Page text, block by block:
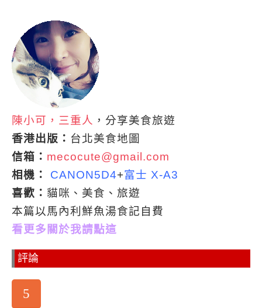
陳小可，三重人 ，分享美食旅遊
香港出版： 台北美食地圖
信箱： mecocute@gmail.com
相機：
CANON5D4+富士 X-A3
喜歡： 貓咪、美食、旅遊
本篇以馬內利鮮魚湯食記自費
看更多關於我請點這
評論
5